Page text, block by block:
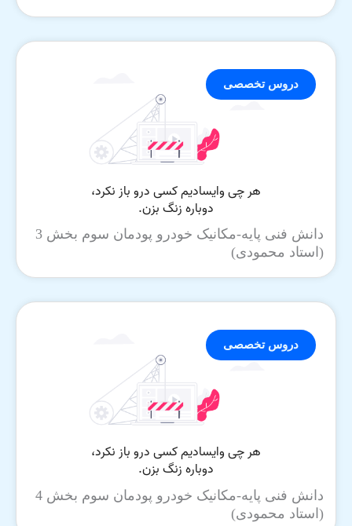
دانش فنی پایه-مکانیک خودرو پودمان سوم بخش 3
(استاد محمودی)
دروس تخصصی
دانش فنی پایه-مکانیک خودرو پودمان سوم بخش 4
(استاد محمودی)
دروس تخصصی